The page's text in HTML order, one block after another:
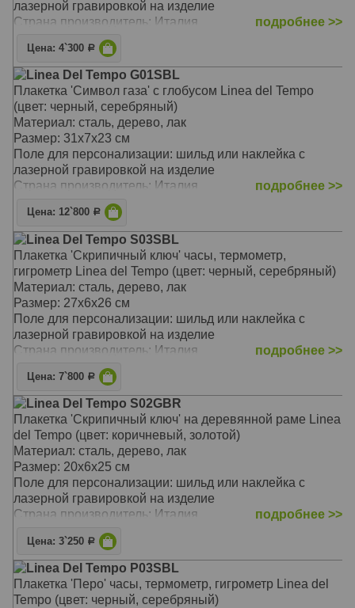
лазерной гравировкой на изделие
Страна производитель: Италия
подробнее >>
Цена: 4`300 Р
Linea Del Tempo G01SBL
Плакетка 'Символ газа' с глобусом Linea del Tempo
(цвет: черный, серебряный)
Материал: сталь, дерево, лак
Размер: 31х7х23 см
Поле для персонализации: шильд или наклейка с
лазерной гравировкой на изделие
Страна производитель: Италия
подробнее >>
Цена: 12`800 Р
Linea Del Tempo S03SBL
Плакетка 'Скрипичный ключ' часы, термометр,
гигрометр Linea del Tempo (цвет: черный, серебряный)
Материал: сталь, дерево, лак
Размер: 27х6х26 см
Поле для персонализации: шильд или наклейка с
лазерной гравировкой на изделие
Страна производитель: Италия
подробнее >>
Цена: 7`800 Р
Linea Del Tempo S02GBR
Плакетка 'Скрипичный ключ' на деревянной раме Linea
del Tempo (цвет: коричневый, золотой)
Материал: сталь, дерево, лак
Размер: 20х6х25 см
Поле для персонализации: шильд или наклейка с
лазерной гравировкой на изделие
Страна производитель: Италия
подробнее >>
Цена: 3`250 Р
Linea Del Tempo P03SBL
Плакетка 'Перо' часы, термометр, гигрометр Linea del
Tempo (цвет: черный, серебряный)